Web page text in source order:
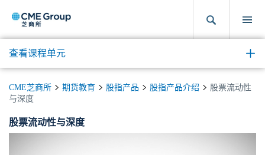
查看课程单元
CME芝商所 期货教育 股指产品 股指产品介绍
股票流动性
与深度
股票流动性与深度